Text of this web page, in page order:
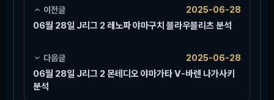
이전글 2025-06-28
06월 28일 J리그 2 레노파 야마구치 블라우블리츠 분석
다음글 2025-06-28
06월 28일 J리그 2 몬테디오 야마가타 V-바렌 나가사키
분석